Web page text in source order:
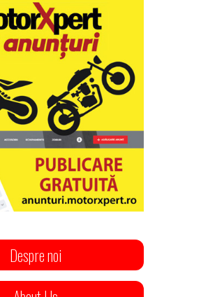
Despre noi